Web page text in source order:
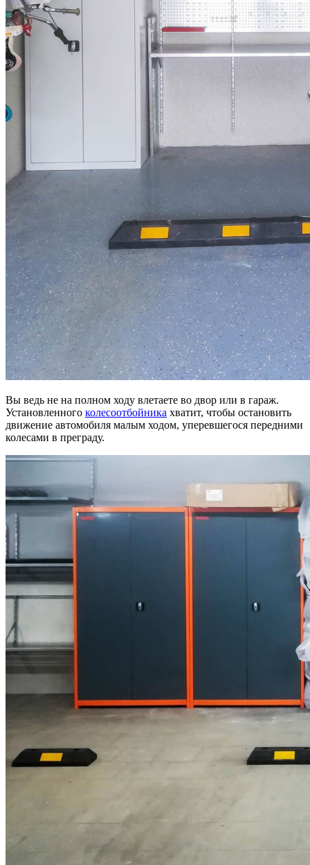
Вы ведь не на полном ходу влетаете во двор или в гараж.
Установленного колесоотбойника хватит, чтобы остановить
движение автомобиля малым ходом, уперевшегося передними
колесами в преграду.